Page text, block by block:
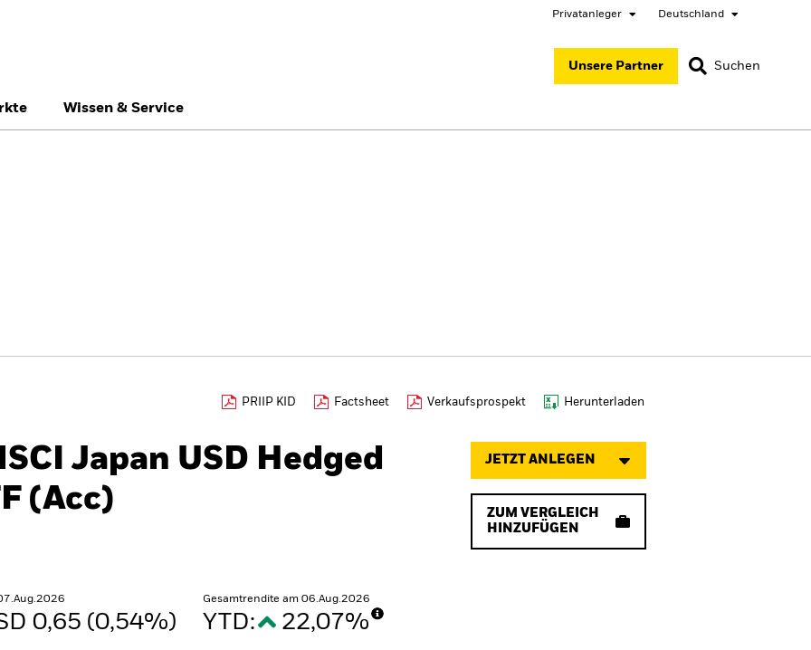
Privatanleger Deutschland
SCHLIESSEN
SCHLIESSEN
Unsere Partner Suchen
Wissen & Service
PRIIP KID Factsheet Verkaufsprospekt Herunterladen
Japan USD Hedged
(Acc)
JETZT ANLEGEN
ZUM VERGLEICH
HINZUFÜGEN
0,65 (0,54%)
Gesamtrendite am 06.Aug.2026
YTD: 22,07%